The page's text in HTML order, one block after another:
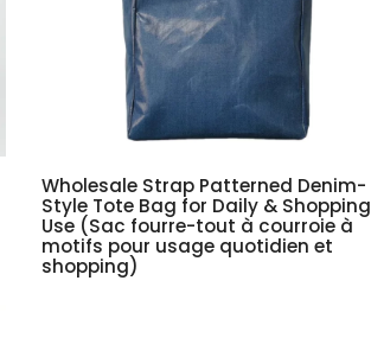
Wholesale Strap Patterned Denim-
Style Tote Bag for Daily & Shopping
Use (Sac fourre-tout à courroie à
motifs pour usage quotidien et
shopping)